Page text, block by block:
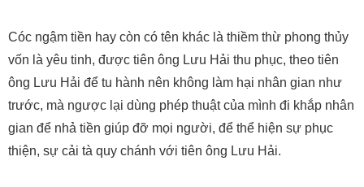
Cóc ngậm tiền hay còn có tên khác là thiềm thừ phong thủy
vốn là yêu tinh, được tiên ông Lưu Hải thu phục, theo tiên
ông Lưu Hải để tu hành nên không làm hại nhân gian như
trước, mà ngược lại dùng phép thuật của mình đi khắp nhân
gian để nhả tiền giúp đỡ mọi người, để thể hiện sự phục
thiện, sự cải tà quy chánh với tiên ông Lưu Hải.